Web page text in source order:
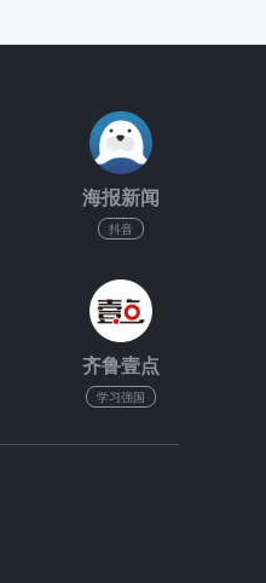
海报新闻
抖音
齐鲁壹点
学习强国